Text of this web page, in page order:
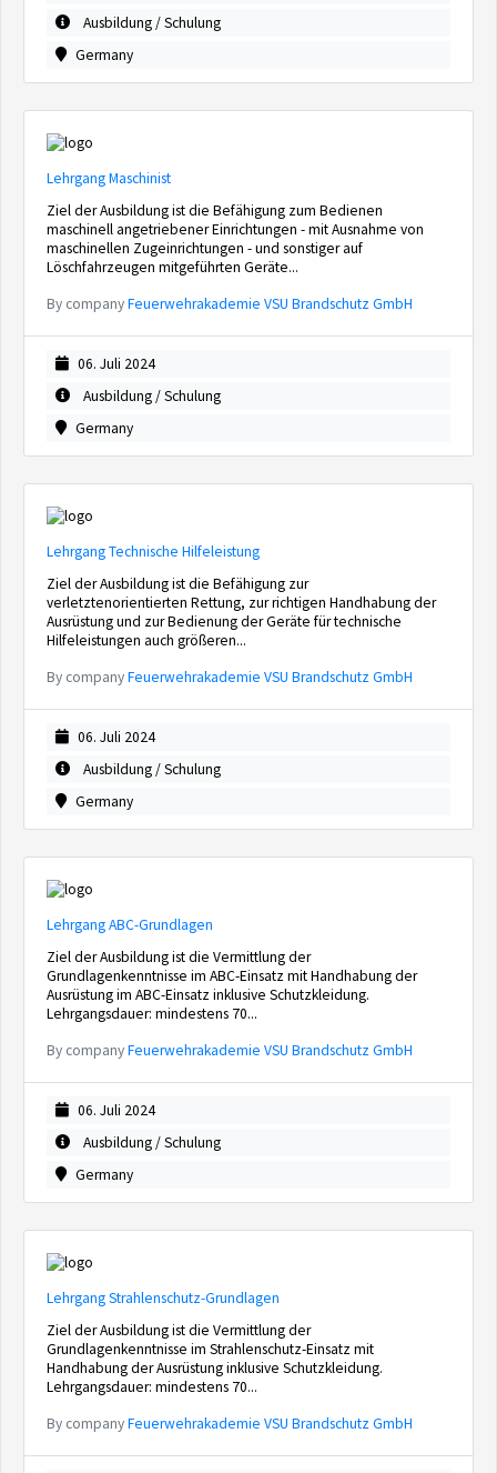
Ausbildung / Schulung
Germany
Lehrgang Maschinist
Ziel der Ausbildung ist die Befähigung zum Bedienen
maschinell angetriebener Einrichtungen - mit Ausnahme von
maschinellen Zugeinrichtungen - und sonstiger auf
Löschfahrzeugen mitgeführten Geräte...
By companyFeuerwehrakademie VSU Brandschutz GmbH
06. Juli 2024
Ausbildung / Schulung
Germany
Lehrgang Technische Hilfeleistung
Ziel der Ausbildung ist die Befähigung zur
verletztenorientierten Rettung, zur richtigen Handhabung der
Ausrüstung und zur Bedienung der Geräte für technische
Hilfeleistungen auch größeren...
By companyFeuerwehrakademie VSU Brandschutz GmbH
06. Juli 2024
Ausbildung / Schulung
Germany
Lehrgang ABC-Grundlagen
Ziel der Ausbildung ist die Vermittlung der
Grundlagenkenntnisse im ABC-Einsatz mit Handhabung der
Ausrüstung im ABC-Einsatz inklusive Schutzkleidung.
Lehrgangsdauer: mindestens 70...
By companyFeuerwehrakademie VSU Brandschutz GmbH
06. Juli 2024
Ausbildung / Schulung
Germany
Lehrgang Strahlenschutz-Grundlagen
Ziel der Ausbildung ist die Vermittlung der
Grundlagenkenntnisse im Strahlenschutz-Einsatz mit
Handhabung der Ausrüstung inklusive Schutzkleidung.
Lehrgangsdauer: mindestens 70...
By companyFeuerwehrakademie VSU Brandschutz GmbH